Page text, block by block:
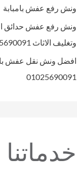
ونش رفع عفش بامبابة
ونش رفع عفش حدائق
وتغليف الاثاث 01025690091
افضل ونش نقل عفش
01025690091
خدماتنا